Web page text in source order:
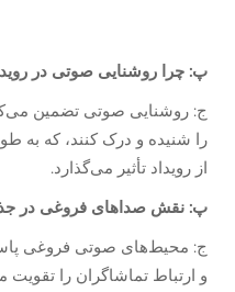
پ: چرا روشنایی صوتی در
ج: روشنایی صوتی تضمین
را شنیده و درک کنند، که به
از رویداد تأثیر می‌گذارد.
پ: نقش صداهای فروغی در
ج: محیط‌های صوتی فروغی
و ارتباط تماشاگران را